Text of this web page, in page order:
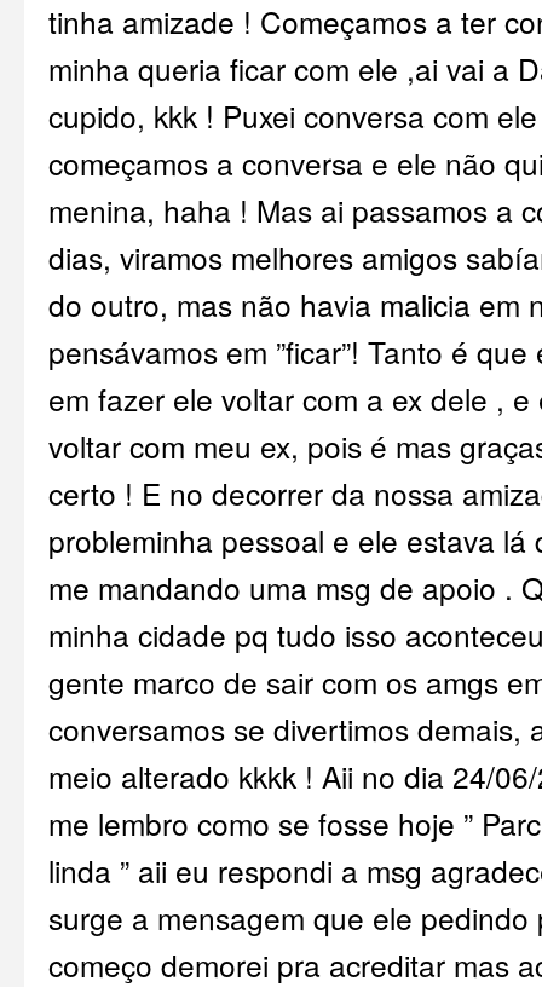
tinha amizade ! Começamos a ter
minha queria ficar com ele ,ai vai a
cupido, kkk ! Puxei conversa com
começamos a conversa e ele não
menina, haha ! Mas ai passamos a
dias, viramos melhores amigos
do outro, mas não havia malicia em
pensávamos em ”ficar”! Tanto é
em fazer ele voltar com a ex dele ,
voltar com meu ex, pois é mas
certo ! E no decorrer da nossa
probleminha pessoal e ele estava lá
me mandando uma msg de apoio .
minha cidade pq tudo isso
gente marco de sair com os amgs
conversamos se divertimos demais,
meio alterado kkkk ! Aii no dia 24/
me lembro como se fosse hoje ”
linda ” aii eu respondi a msg
surge a mensagem que ele
começo demorei pra acreditar mas